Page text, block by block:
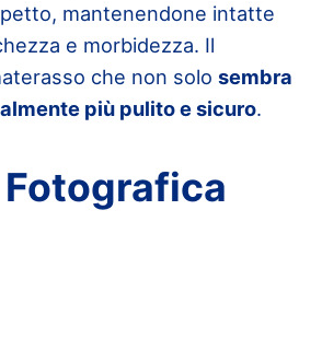
mantenendone intatte
e morbidezza. Il
che non solo sembra
più pulito e sicuro.